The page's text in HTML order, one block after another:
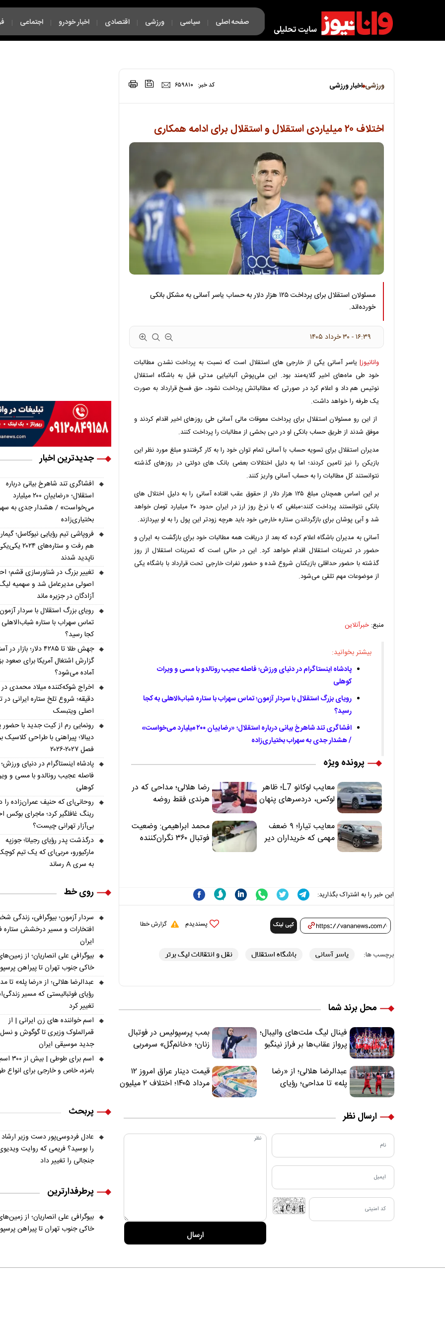
صفحه اصلی | سیاسی | ورزشی | اقتصادی | اخبار خودرو | اجتماعی |
فکت لایف |
ورزشی اخبار ورزشی کد خبر: ۶۵۹۸۱۰
اختلاف ۲۰ میلیاردی استقلال و استقلال برای ادامه همکاری
مسئولان استقلال برای پرداخت ۱۲۵ هزار دلار به حساب یاسر آسانی به مشکل بانکی
خورده‌اند.
۱۶:۳۹ - ۳۰ خرداد ۱۴۰۵
وانانیوز| یاسر آسانی یکی از خارجی های استقلال است که نسبت به پرداخت نشدن مطالبات
خود طی ماه‌های اخیر گلایه‌مند بود. این ملی‌پوش آلبانیایی مدتی قبل به باشگاه استقلال
نوتیس هم داد و اعلام کرد در صورتی که مطالباتش پرداخت نشود، حق فسخ قرارداد به صورت
یک طرفه را خواهد داشت.
از این رو مسئولان استقلال برای پرداخت معوقات مالی آسانی طی روزهای اخیر اقدام کردند و
موفق شدند از طریق حساب بانکی او در دبی بخشی از مطالبات را پرداخت کنند.
مدیران استقلال برای تسویه حساب با آسانی تمام توان خود را به کار گرفتندو مبلغ مورد نظر این
بازیکن را نیز تامین کردند؛ اما به دلیل اختلالات بعضی بانک های دولتی در روزهای گذشته
نتوانستند کل مطالبات را به حساب آسانی واریز کنند.
بر این اساس همچنان مبلغ ۱۲۵ هزار دلار از حقوق عقب افتاده آسانی را به دلیل اختلال های
بانکی نتوانستند پرداخت کنند؛مبلغی که با نرخ روز ارز در ایران حدود ۲۰ میلیارد تومان خواهد
شد و آبی پوشان برای بازگرداندن ستاره خارجی خود باید هرچه زودتر این پول را به او بپردازند.
آسانی به مدیران باشگاه اعلام کرده که بعد از دریافت همه مطالبات خود برای بازگشت به ایران و
حضور در تمرینات استقلال اقدام خواهد کرد. این در حالی است که تمرینات استقلال از روز
گذشته با حضور حداقلی بازیکنان شروع شده و حضور نفرات خارجی تحت قرارداد با باشگاه یکی
از موضوعات مهم تلقی می‌شود.
منبع: خبرآنلاین
بیشتر بخوانید:
پادشاه اینستاگرام در دنیای ورزش؛ فاصله عجیب رونالدو با مسی و ویرات
کوهلی
رویای بزرگ استقلال با سردار آزمون؛ تماس سهراب با ستاره شباب‌الاهلی به کجا
رسید؟
افشاگری تند شاهرخ بیانی درباره استقلال؛ «رضاییان ۲۰۰ میلیارد می‌خواست»
/ هشدار جدی به سهراب بختیاری‌زاده
پرونده ویژه
معایب لوکانو L7؛ ظاهر
لوکس، دردسرهای پنهان
رضا هلالی؛ مداحی که در
هرندی فقط روضه
«تکیه‌گاه آقا مرتضی
علی(ع)» را جدی‌تر
ببینند
معایب تیارا؛ ۹ ضعف
مهمی که خریداران دیر
محمد ابراهیمی: وضعیت
فوتبال ۳۶۰ نگران‌کننده
این خبر را به اشتراک بگذارید:
کپی لینک پسندیدم گزارش خطا
برچسب ها: یاسر آسانی باشگاه استقلال نقل و انتقالات لیگ برتر
محل برند شما
فینال لیگ ملت‌های والیبال؛
پرواز عقاب‌ها بر فراز نینگبو
بمب پرسپولیس در فوتبال
زنان؛ «خانم‌گل» سرمربی
عبدالرضا هلالی؛ از «رضا
پله» تا مداحی؛ رؤیای
قیمت دینار عراق امروز ۱۲
مرداد ۱۴۰۵؛ اختلاف ۲ میلیون
ارسال نظر
جدیدترین اخبار
افشاگری تند شاهرخ بیانی درباره
استقلال؛ «رضاییان ۲۰۰ میلیارد
می‌خواست» / هشدار جدی به
بختیاری‌زاده
فروپاشی تیم رؤیایی نیوکاسل؛
هم رفت و ستاره‌های ۲۰۲۴
ناپدید شدند
تغییر بزرگ در شناورسازی قشم؛
اصولی مدیرعامل شد و سهمیه
آزادگان در جزیره ماند
رویای بزرگ استقلال با سردار
تماس سهراب با ستاره شباب‌الاهلی
کجا رسید؟
جهش طلا تا ۴۲۸۵ دلار؛ بازار
گزارش اشتغال آمریکا برای صعود
آماده می‌شود؟
دقیقه؛ شروع تلخ ستاره ایرانی در
اصلی ویتبسک
رونمایی رم از کیت جدید با حضور
دیبالا؛ پیراهنی با طراحی کلاسیک
فصل ۲۰۲۷-۲۰۲۶
پادشاه اینستاگرام در دنیای ورزش؛
فاصله عجیب رونالدو با مسی و
کوهلی
روحانی‌ای که حنیف عمران‌زاده را
رینگ غافلگیر کرد؛ ماجرای بوکس
بی‌آزار تهرانی چیست؟
درگذشت پدر رؤیای رجیانا؛ جوزپه
مارکیورو، مربی‌ای که یک تیم
به سری A رساند
روی خط
سردار آزمون؛ بیوگرافی، زندگی
افتخارات و مسیر درخشش ستاره
ایران
بیوگرافی علی انصاریان؛ از
خاکی جنوب تهران تا پیراهن
عبدالرضا هلالی؛ از «رضا پله» تا
رؤیای فوتبالیستی که مسیر
تغییر کرد
اسم خواننده های زن ایرانی | از
قمرالملوک وزیری تا گوگوش و نسل
جدید موسیقی ایران
اسم برای
بامزه، خاص و خارجی برای انواع
پربحث
عادل فردوسی‌پور دست وزیر ارشاد
را بوسید؟ فریمی که روایت
جنجالی را تغییر داد
پرطرفدارترین
بیوگرافی علی انصاریان؛ از
خاکی جنوب تهران تا پیراهن